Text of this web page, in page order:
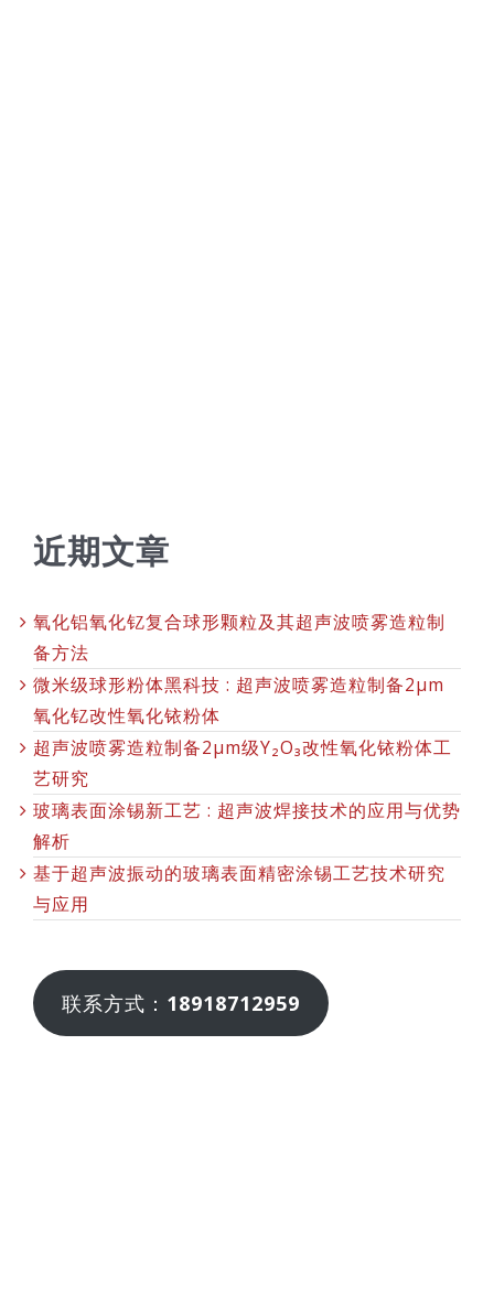
近期文章
氧化铝氧化钇复合球形颗粒及其超声波喷雾造粒制
备方法
微米级球形粉体黑科技 : 超声波喷雾造粒制备2μm
氧化钇改性氧化铱粉体
超声波喷雾造粒制备2μm级Y₂O₃改性氧化铱粉体工
艺研究
玻璃表面涂锡新工艺 : 超声波焊接技术的应用与优势
解析
基于超声波振动的玻璃表面精密涂锡工艺技术研究
与应用
联系方式： 18918712959